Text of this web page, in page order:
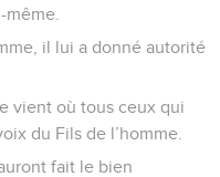
même.
il lui a donné autorité
vient où tous ceux qui
du Fils de l’homme.
fait le bien